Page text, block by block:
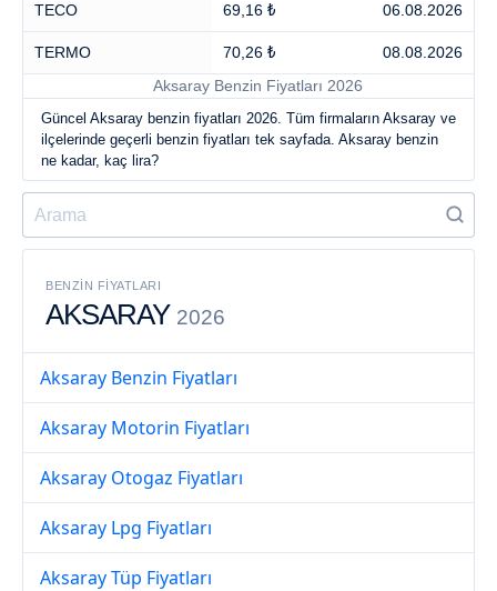
TECO 69,16 ₺ 06.08.2026
TERMO 70,26 ₺
08.08.2026
Aksaray Benzin Fiyatları 2026
Güncel Aksaray benzin fiyatları 2026. Tüm firmaların Aksaray ve
ilçelerinde geçerli benzin fiyatları tek sayfada. Aksaray benzin
ne kadar, kaç lira?
BENZIN FIYATLARI
AKSARAY 2026
Aksaray Benzin Fiyatları
Aksaray Motorin Fiyatları
Aksaray Otogaz Fiyatları
Aksaray Lpg Fiyatları
Aksaray Tüp Fiyatları